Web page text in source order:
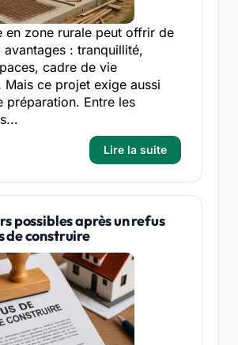
en zone rurale peut offrir de
avantages : tranquillité,
cadre de vie
ce projet exige aussi
préparation. Entre les
Lire la suite
possibles après un refus
de construire